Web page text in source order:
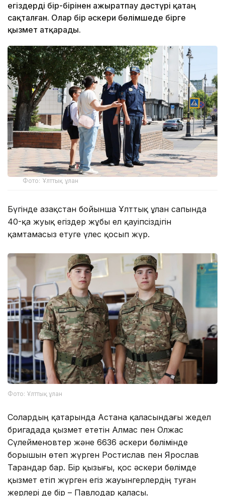
егіздерді бір-бірінен ажыратпау дәстүрі қатаң
сақталған. Олар бір әскери бөлімшеде бірге
қызмет атқарады.
Фото: Ұлттық ұлан
Бүгінде Қазақстан бойынша Ұлттық ұлан сапында
40-қа жуық егіздер жұбы ел қауіпсіздігін
қамтамасыз етуге үлес қосып жүр.
Фото: Ұлттық ұлан
Солардың қатарында Астана қаласындағы жедел
бригадада қызмет ететін Алмас пен Олжас
Сүлейменовтер және 6636 әскери бөлімінде
борышын өтеп жүрген Ростислав пен Ярослав
Тарандар бар. Бір қызығы, қос әскери бөлімде
қызмет етіп жүрген егіз жауынгерлердің туған
жерлері де бір – Павлодар қаласы.